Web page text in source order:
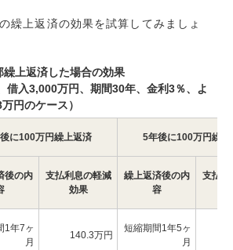
繰上返済の効果を試算してみましょ
繰上返済した場合の効果
借入3,000万円、期間30年、金利3％、よ
円のケース）
に100万円繰上返済 5年後に100万円繰上
後の内
支払利息の軽減
効果
繰上返済後の内
容
支払利
1年7ヶ
月
140.3万円
短縮期間1年5ヶ
月